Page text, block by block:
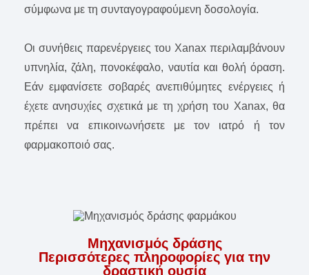
σύμφωνα με τη συνταγογραφούμενη δοσολογία.
Οι συνήθεις παρενέργειες του Xanax περιλαμβάνουν
υπνηλία, ζάλη, πονοκέφαλο, ναυτία και θολή όραση.
Εάν εμφανίσετε σοβαρές ανεπιθύμητες ενέργειες ή
έχετε ανησυχίες σχετικά με τη χρήση του Xanax, θα
πρέπει να επικοινωνήσετε με τον ιατρό ή τον
φαρμακοποιό σας.
Μηχανισμός δράσης
Περισσότερες πληροφορίες για την
δραστική ουσία